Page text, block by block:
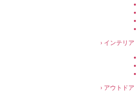
› インテリア
› アウトドア